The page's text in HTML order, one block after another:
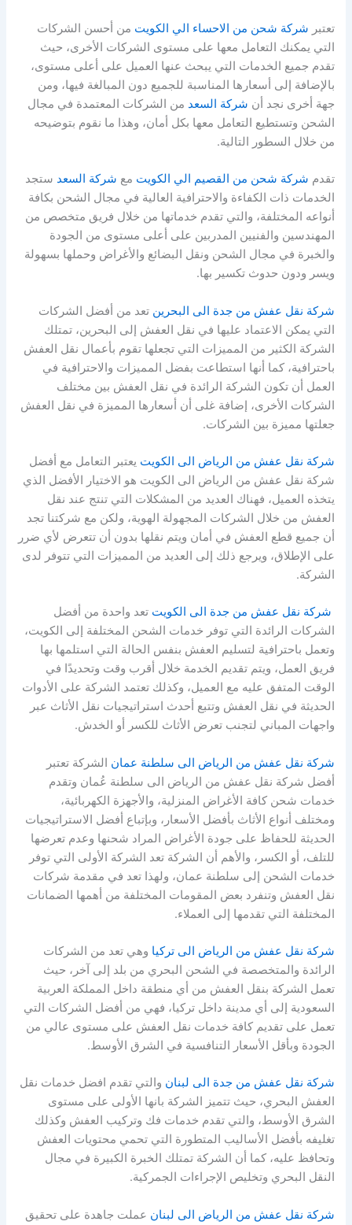
تعتبر شركة شحن من الاحساء الي الكويت من أحسن الشركات
التي يمكنك التعامل معها على مستوى الشركات الأخرى، حيث
تقدم جميع الخدمات التي يبحث عنها العميل على أعلى مستوى،
بالإضافة إلى أسعارها المناسبة للجميع دون المبالغة فيها، ومن
جهة أخرى نجد أن شركة السعد من الشركات المعتمدة في مجال
الشحن وتستطيع التعامل معها بكل أمان، وهذا ما نقوم بتوضيحه
من خلال السطور التالية.
تقدم شركة شحن من القصيم الي الكويت مع شركة السعد ستجد
الخدمات ذات الكفاءة والاحترافية العالية في مجال الشحن بكافة
أنواعه المختلفة، والتي تقدم خدماتها من خلال فريق متخصص من
المهندسين والفنيين المدربين على أعلى مستوى من الجودة
والخبرة في مجال الشحن ونقل البضائع والأغراض وحملها بسهولة
ويسر ودون حدوث تكسير بها.
شركة نقل عفش من جدة الى البحرين تعد من أفضل الشركات
التي يمكن الاعتماد عليها في نقل العفش إلى البحرين، تمتلك
الشركة الكثير من المميزات التي تجعلها تقوم بأعمال نقل العفش
باحترافية، كما أنها استطاعت بفضل المميزات والاحترافية في
العمل أن تكون الشركة الرائدة في نقل العفش بين مختلف
الشركات الأخرى، إضافة غلى أن أسعارها المميزة في نقل العفش
جعلتها مميزة بين الشركات.
شركة نقل عفش من الرياض الى الكويت يعتبر التعامل مع أفضل
شركة نقل عفش من الرياض الى الكويت هو الاختيار الأفضل الذي
يتخذه العميل، فهناك العديد من المشكلات التي تنتج عند نقل
العفش من خلال الشركات المجهولة الهوية، ولكن مع شركتنا تجد
أن جميع قطع العفش في أمان ويتم نقلها بدون أن تتعرض لأي ضرر
على الإطلاق، ويرجع ذلك إلى العديد من المميزات التي تتوفر لدى
الشركة.
شركة نقل عفش من جدة الى الكويت تعد واحدة من أفضل
الشركات الرائدة التي توفر خدمات الشحن المختلفة إلى الكويت،
وتعمل باحترافية لتسليم العفش بنفس الحالة التي استلمها بها
فريق العمل، ويتم تقديم الخدمة خلال أقرب وقت وتحديدًا في
الوقت المتفق عليه مع العميل، وكذلك تعتمد الشركة على الأدوات
الحديثة في نقل العفش وتتبع أحدث استراتيجيات نقل الأثاث عبر
واجهات المباني لتجنب تعرض الأثاث للكسر أو الخدش.
شركة نقل عفش من الرياض الى سلطنة عمان الشركة تعتبر
أفضل شركة نقل عفش من الرياض الى سلطنة عُمان وتقدم
خدمات شحن كافة الأغراض المنزلية، والأجهزة الكهربائية،
ومختلف أنواع الأثاث بأفضل الأسعار، وبإتباع أفضل الاستراتيجيات
الحديثة للحفاظ على جودة الأغراض المراد شحنها وعدم تعرضها
للتلف، أو الكسر، والأهم أن الشركة تعد الشركة الأولى التي توفر
خدمات الشحن إلى سلطنة عمان، ولهذا تعد في مقدمة شركات
نقل العفش وتنفرد بعض المقومات المختلفة من أهمها الضمانات
المختلفة التي تقدمها إلى العملاء.
شركة نقل عفش من الرياض الى تركيا وهي تعد من الشركات
الرائدة والمتخصصة في الشحن البحري من بلد إلى آخر، حيث
تعمل الشركة بنقل العفش من أي منطقة داخل المملكة العربية
السعودية إلى أي مدينة داخل تركيا، فهي من أفضل الشركات التي
تعمل على تقديم كافة خدمات نقل العفش على مستوى عالي من
الجودة وبأقل الأسعار التنافسية في الشرق الأوسط.
شركة نقل عفش من جدة الى لبنان والتي تقدم افضل خدمات نقل
العفش البحري، حيث تتميز الشركة بانها الأولى على مستوى
الشرق الأوسط، والتي تقدم خدمات فك وتركيب العفش وكذلك
تغليفه بأفضل الأساليب المتطورة التي تحمي محتويات العفش
وتحافظ عليه، كما أن الشركة تمتلك الخبرة الكبيرة في مجال
النقل البحري وتخليص الإجراءات الجمركية.
شركة نقل عفش من الرياض الى لبنان عملت جاهدة على تحقيق